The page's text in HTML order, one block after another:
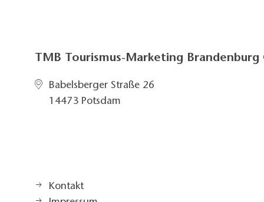
TMB Tourismus-Marketing Brandenburg
Babelsberger Straße 26
14473 Potsdam
Kontakt